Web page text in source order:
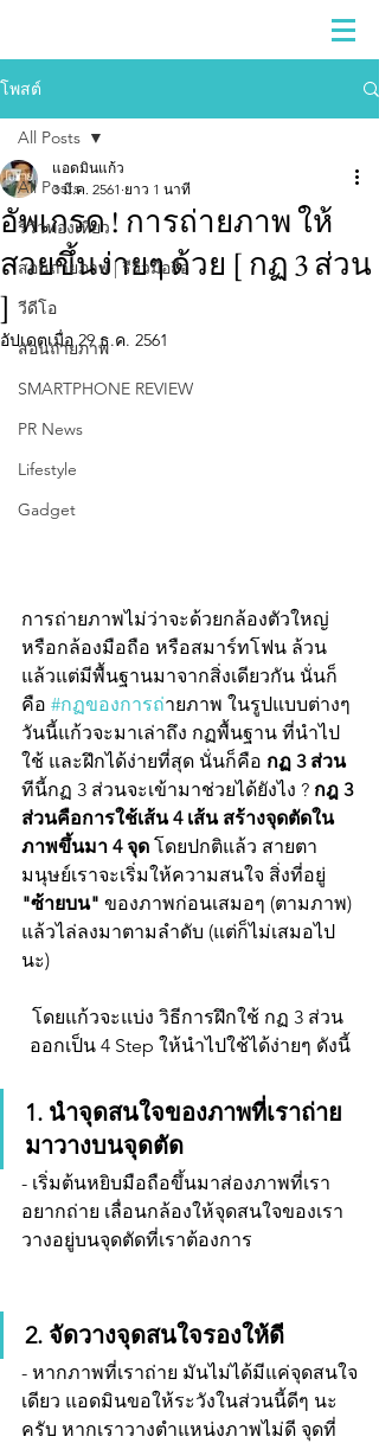
โพสต์
All Posts
รีวิวท่องเที่ยว
สอนถ่ายภาพ | รีวิวมือถือ
วีดีโอ
สอนถ่ายภาพ
SMARTPHONE REVIEW
PR News
Lifestyle
Gadget
All Posts
อัพเกรด ! การถ่ายภาพ ให้
สวยขึ้นง่ายๆ ด้วย [ กฏ 3 ส่วน
]
แอดมินแก้ว
3 มี.ค. 2561 ยาว 1 นาที
อัปเดตเมื่อ29 ธ.ค. 2561
การถ่ายภาพไม่ว่าจะด้วยกล้องตัวใหญ่
หรือกล้องมือถือ หรือสมาร์ทโฟน ล้วน
แล้วแต่มีพื้นฐานมาจากสิ่งเดียวกัน นั่นก็
คือ #กฏของการถ่ายภาพ ในรูปแบบต่างๆ
วันนี้แก้วจะมาเล่าถึง กฏพื้นฐาน ที่นำไป
ใช้ และฝึกได้ง่ายที่สุด นั่นก็คือ กฏ 3 ส่วน
ทีนี้กฏ 3 ส่วนจะเข้ามาช่วยได้ยังไง ? กฎ 3
ส่วนคือการใช้เส้น 4 เส้น สร้างจุดตัดใน
ภาพขึ้นมา 4 จุด โดยปกติแล้ว สายตา
มนุษย์เราจะเริ่มให้ความสนใจ สิ่งที่อยู่
"ซ้ายบน" ของภาพก่อนเสมอๆ (ตามภาพ)
แล้วไล่ลงมาตามลำดับ (แต่ก็ไม่เสมอไป
นะ)
โดยแก้วจะแบ่ง วิธีการฝึกใช้ กฏ 3 ส่วน
ออกเป็น 4 Step ให้นำไปใช้ได้ง่ายๆ ดังนี้
1. นำจุดสนใจของภาพที่เราถ่าย
มาวางบนจุดตัด
- เริ่มต้นหยิบมือถือขึ้นมาส่องภาพที่เรา
อยากถ่าย เลื่อนกล้องให้จุดสนใจของเรา
วางอยู่บนจุดตัดที่เราต้องการ
2. จัดวางจุดสนใจรองให้ดี
- หากภาพที่เราถ่าย มันไม่ได้มีแค่จุดสนใจ
เดียว แอดมินขอให้ระวังในส่วนนี้ดีๆ นะ
ครับ หากเราวางตำแหน่งภาพไม่ดี จุดที่